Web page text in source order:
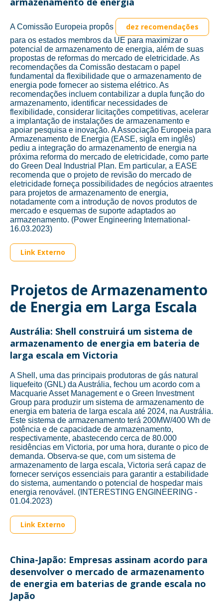
A Comissão Europeia propôs dez recomendações
para os estados membros da UE para maximizar o
potencial de armazenamento de energia, além de suas
propostas de reformas do mercado de eletricidade. As
recomendações da Comissão destacam o papel
fundamental da flexibilidade que o armazenamento de
energia pode fornecer ao sistema elétrico. As
recomendações incluem contabilizar a dupla função do
armazenamento, identificar necessidades de
flexibilidade, considerar licitações competitivas, acelerar
a implantação de instalações de armazenamento e
apoiar pesquisa e inovação. A Associação Europeia para
Armazenamento de Energia (EASE, sigla em inglês)
pediu a integração do armazenamento de energia na
próxima reforma do mercado de eletricidade, como parte
do Green Deal Industrial Plan. Em particular, a EASE
recomenda que o projeto de revisão do mercado de
eletricidade forneça possibilidades de negócios atraentes
para projetos de armazenamento de energia,
notadamente com a introdução de novos produtos de
mercado e esquemas de suporte adaptados ao
armazenamento. (Power Engineering International-
16.03.2023)
Link Externo
Projetos de Armazenamento
de Energia em Larga Escala
Austrália: Shell construirá um sistema de
armazenamento de energia em bateria de
larga escala em Victoria
A Shell, uma das principais produtoras de gás natural
liquefeito (GNL) da Austrália, fechou um acordo com a
Macquarie Asset Management e o Green Investment
Group para produzir um sistema de armazenamento de
energia em bateria de larga escala até 2024, na Austrália.
Este sistema de armazenamento terá 200MW/400 Wh de
potência e de capacidade de armazenamento,
respectivamente, abastecendo cerca de 80.000
residências em Victoria, por uma hora, durante o pico de
demanda. Observa-se que, com um sistema de
armazenamento de larga escala, Victoria será capaz de
fornecer serviços essenciais para garantir a estabilidade
do sistema, aumentando o potencial de hospedar mais
energia renovável. (INTERESTING ENGINEERING -
01.04.2023)
Link Externo
China-Japão: Empresas assinam acordo para
desenvolver o mercado de armazenamento
de energia em baterias de grande escala no
Japão